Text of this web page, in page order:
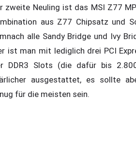
zweite Neuling ist das MSI Z77
aus Z77 Chipsatz und
alle Sandy Bridge und Ivy
ist man mit lediglich drei PCI
DDR3 Slots (die dafür bis
ausgestattet, es sollte
für die meisten sein.